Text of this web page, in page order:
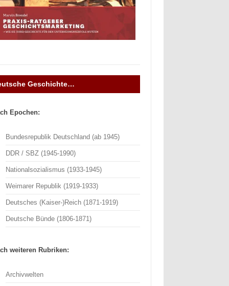
Geschichte…
Epochen:
Bundesrepublik Deutschland (ab 1945)
DDR / SBZ (1945-1990)
Nationalsozialismus (1933-1945)
Weimarer Republik (1919-1933)
Deutsches (Kaiser-)Reich (1871-1919)
Deutsche Bünde (1806-1871)
weiteren Rubriken:
Archivwelten